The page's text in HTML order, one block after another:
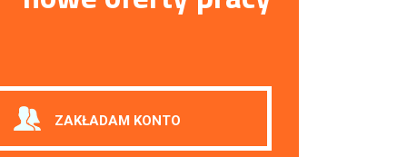
ZAKŁADAM KONTO